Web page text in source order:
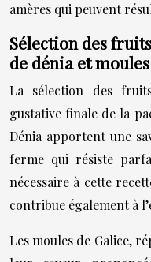
amères qui peuvent
Sélection des
de dénia et
La sélection des
gustative finale de la
Dénia apportent une
ferme qui résiste
nécessaire à cette
contribue également à
Les moules de Galice,